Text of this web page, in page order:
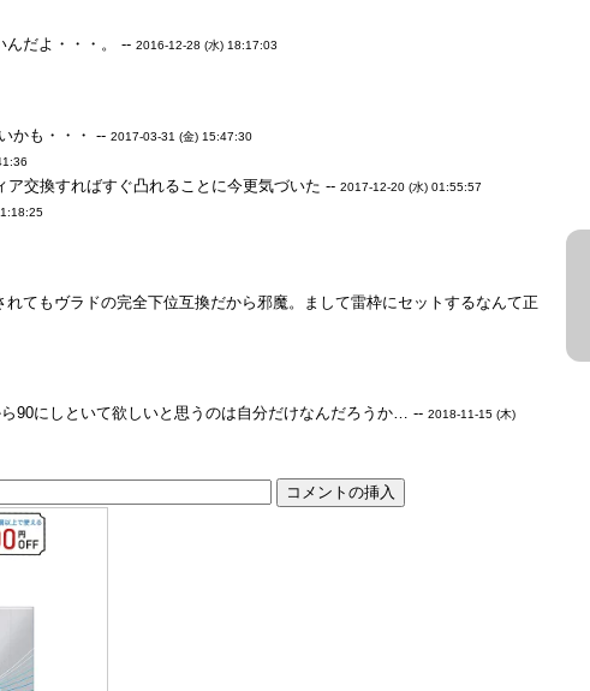
んだよ・・・。 --2016-12-28 (水) 18:17:03
かも・・・ --2017-03-31 (金) 15:47:30
ア交換すればすぐ凸れることに今更気づいた --2017-12-20 (水) 01:55:57
てもヴラドの完全下位互換だから邪魔。まして雷枠にセットするなんて正
90にしといて欲しいと思うのは自分だけなんだろうか… --2018-11-15 (木)